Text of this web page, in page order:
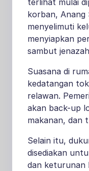
korban, Anang
menyelimuti
menyiapkan
sambut
Suasana di
kedatangan
relawan.
akan back-up
makanan, dan
Selain itu,
disediakan
dan keturunan